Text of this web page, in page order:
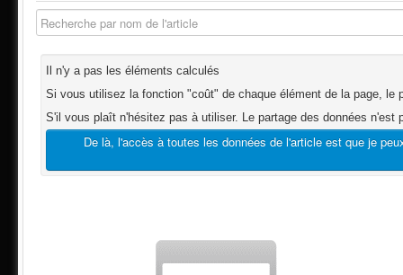
Il n'y a pas les éléments calculés
Si vous utilisez la fonction "coût" de chaque élément de la page,
S'il vous plaît n'hésitez pas à utiliser. Le partage des données n'est
De là, l'accès à toutes les données de l'article est que je